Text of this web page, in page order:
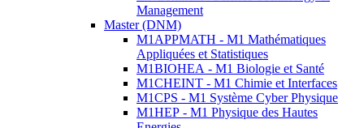
Management
Master (DNM)
M1APPMATH - M1 Mathématiques
Appliquées et Statistiques
M1BIOHEA - M1 Biologie et Santé
M1CHEINT - M1 Chimie et Interfaces
M1CPS - M1 Système Cyber Physique
M1HEP - M1 Physique des Hautes